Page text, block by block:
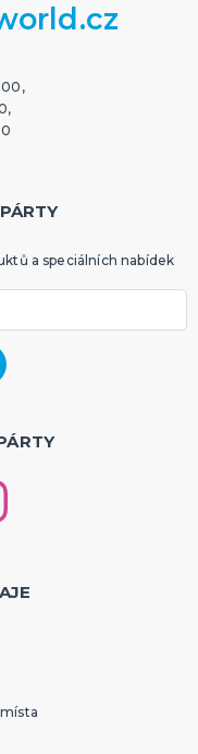
a speciálních nabídek